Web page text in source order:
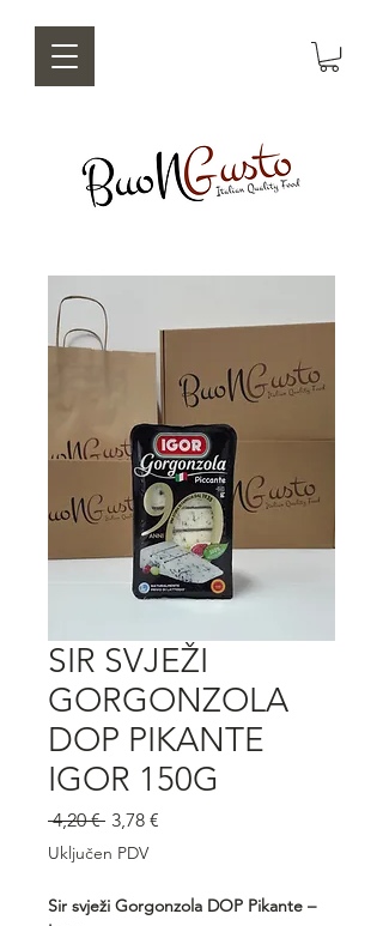
SIR SVJEŽI
GORGONZOLA
DOP PIKANTE
IGOR 150G
4,20 € Redovna
cijena
3,78 €
Uključen PDV
Sir svježi Gorgonzola DOP Pikante –